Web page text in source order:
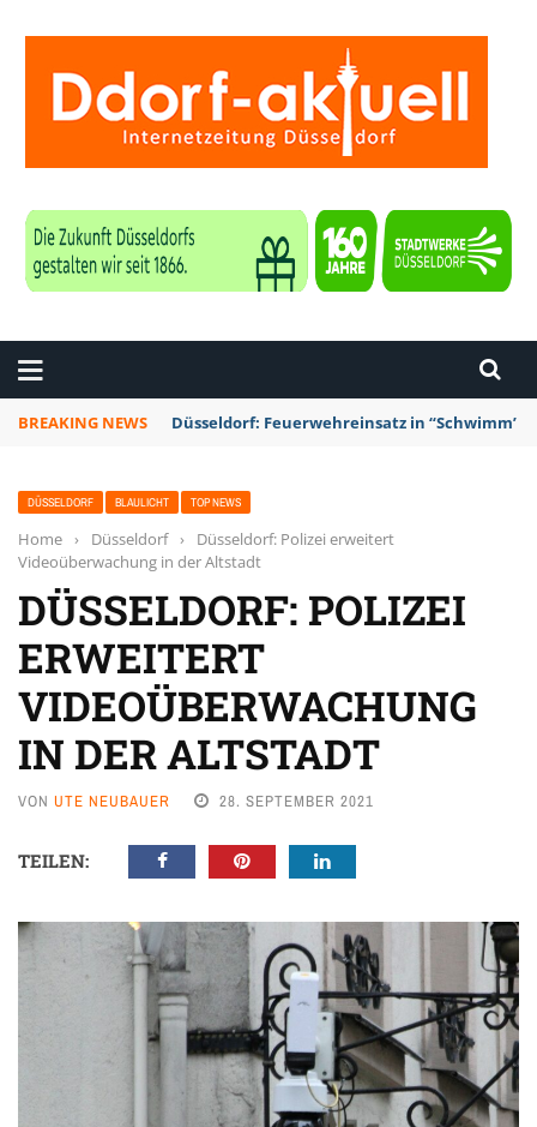
BREAKING NEWS Düsseldorf: Punk-Bahn-Fahrt mit Dosenbier
DÜSSELDORF BLAULICHT TOP NEWS
Home › Düsseldorf ›
Düsseldorf: Polizei erweitert
Videoüberwachung in der Altstadt
DÜSSELDORF: POLIZEI
ERWEITERT
VIDEOÜBERWACHUNG
IN DER ALTSTADT
VON UTE NEUBAUER 28. SEPTEMBER 2021
TEILEN: